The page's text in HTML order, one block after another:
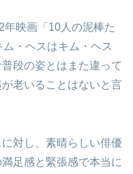
映画「10人の泥棒た
・ヘスはキム・ヘス
段の姿とはまた違って
老いることはないと言
対し、素晴らしい俳優
足感と緊張感で本当に